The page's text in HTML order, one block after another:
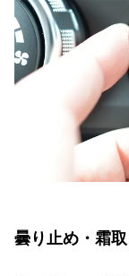
曇り止め・霜